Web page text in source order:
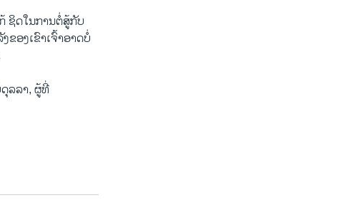
ຊິດໃນການຕໍ່ສູ້ກັບ
ອງເຂົາເຈົ້າອາດບໍ່
ລລາ, ຜູ້ທີ່